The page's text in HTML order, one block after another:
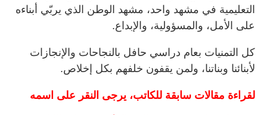
التعليمية في مشهد واحد، مشهد الوطن الذي يربّي أبناءه
على الأمل، والمسؤولية، والإبداع.
كل التمنيات بعام دراسي حافل بالنجاحات والإنجازات
لأبنائنا وبناتنا، ولمن يقفون خلفهم بكل إخلاص.
لقراءة مقالات سابقة للكاتب، يرجى النقر على اسمه